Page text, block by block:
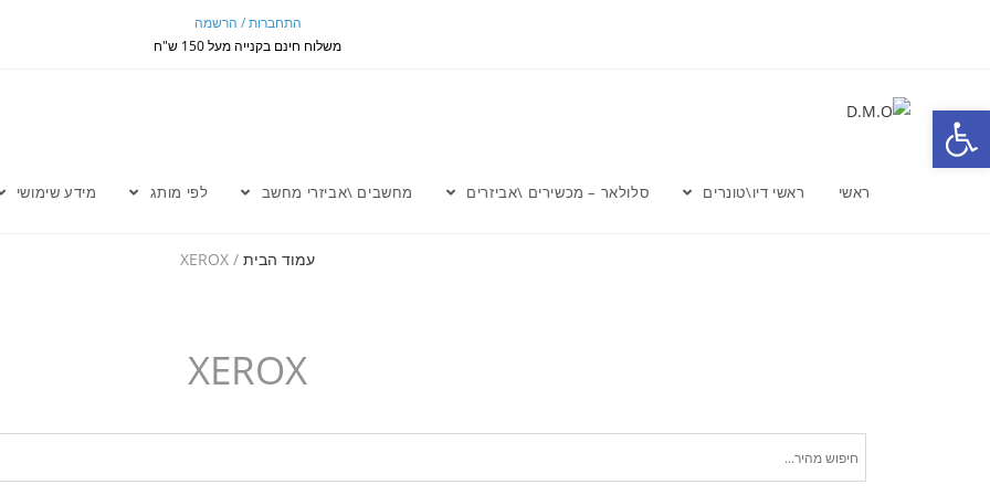
התחברות / הרשמה
משלוח חינם בקנייה מעל 150 ש"ח
ראשי ראשי דיו\טונרים סלולאר – מכשירים \אביזרים מחשבים \אביזרי מחשב לפי מותג מידע שימושי
עמוד הבית / XEROX
XEROX
פתח סרגל נגישות